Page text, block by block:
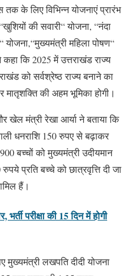
के लिए विभिन्न योजनाएं प्रारंभ
की सवारी“ योजना, “नंदा
महिला पोषण“
कि 2025 में उत्तराखंड राज्य
को सर्वश्रेष्ठ राज्य बनाने का
मातृशक्ति की अहम भूमिका होगी।
खेल मंत्री रेखा आर्या ने बताया कि
धनराशि 150 रुपए से बढ़ाकर
बच्चों को मुख्यमंत्री उदीयमान
प्रति बच्चे को छात्रवृत्ति दी जा
हैं।
परीक्षा की 15 दिन में होगी
लखपति दीदी योजना